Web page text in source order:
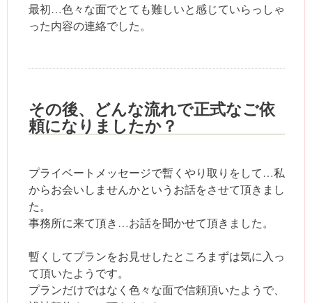
最初…色々な面でとても難しいと感じていらっしゃ
った内容の連絡でした。
その後、どんな流れで正式なご依
頼になりましたか？
プライベートメッセージで暫くやり取りをして…私
からお会いしませんかというお話をさせて頂きまし
た。
事務所に来て頂き…お話を聞かせて頂きました。
暫くしてプランをお見せしたところまずは気に入っ
て頂いたようです。
プランだけではなく色々な面で信頼頂いたようで、